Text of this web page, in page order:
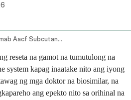
Adalimumab Aacf Subcutaneous Route
reseta na gamot na tumutulong na
system kapag inaatake nito ang iyong
ng mga doktor na biosimilar, na
ang epekto nito sa orihinal na